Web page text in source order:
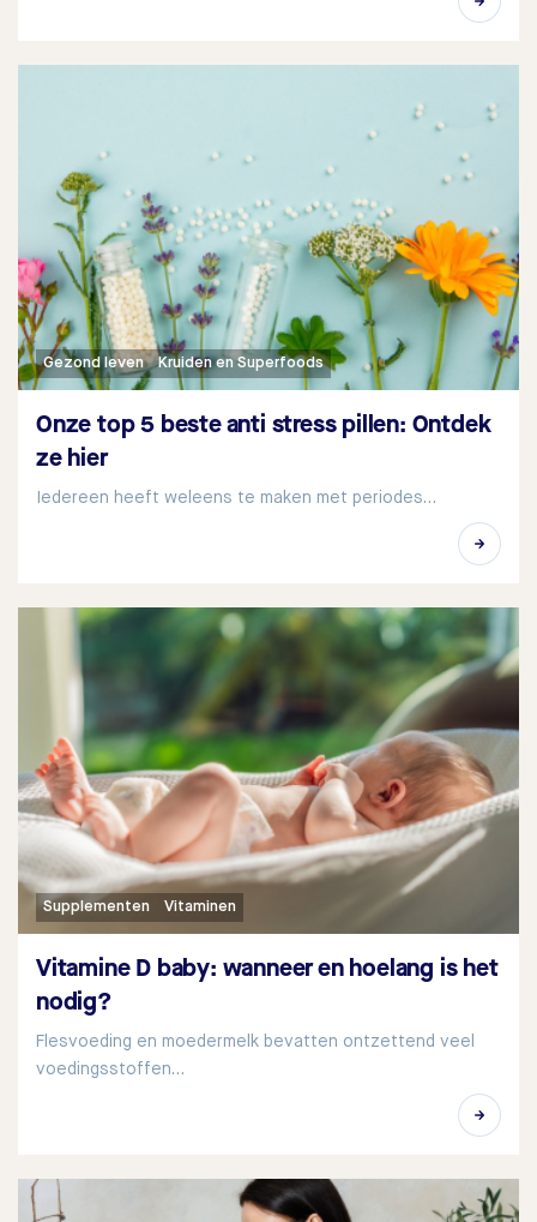
Gezond leven Kruiden en Superfoods
Onze top 5 beste anti stress pillen: Ontdek
ze hier
Iedereen heeft weleens te maken met periodes…
Supplementen Vitaminen
Vitamine D baby: wanneer en hoelang is het
nodig?
Flesvoeding en moedermelk bevatten ontzettend veel
voedingsstoffen…